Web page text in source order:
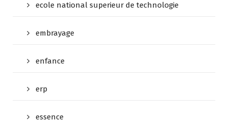
ecole national superieur de technologie
embrayage
enfance
erp
essence